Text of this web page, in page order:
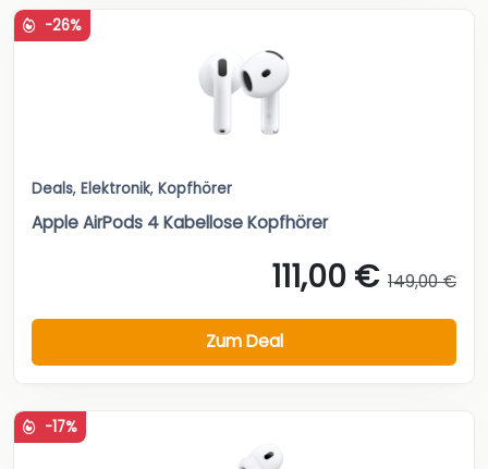
-26%
Deals, Elektronik, Kopfhörer
Apple AirPods 4 Kabellose Kopfhörer
111,00 € 149,00 €
Zum Deal
-17%